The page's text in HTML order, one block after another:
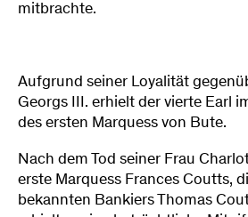
mitbrachte.
Aufgrund seiner Loyalität
Georgs III. erhielt der vierte Earl
des ersten Marquess von Bute.
Nach dem Tod seiner Frau
erste Marquess Frances Coutts,
bekannten Bankiers Thomas